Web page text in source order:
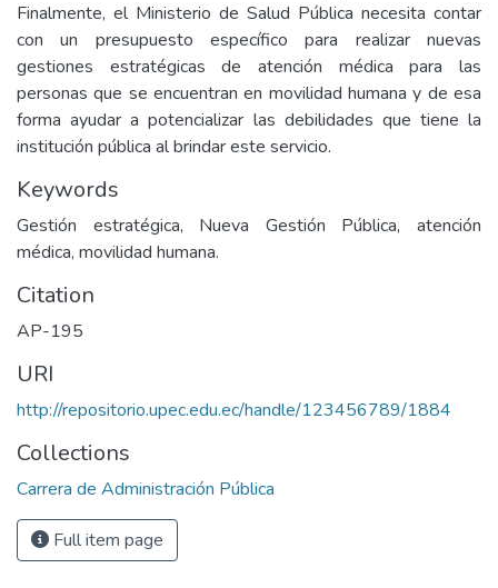
Finalmente, el Ministerio de Salud Pública necesita contar
con un presupuesto específico para realizar nuevas
gestiones estratégicas de atención médica para las
personas que se encuentran en movilidad humana y de esa
forma ayudar a potencializar las debilidades que tiene la
institución pública al brindar este servicio.
Keywords
Gestión estratégica, Nueva Gestión Pública, atención
médica, movilidad humana.
Citation
AP-195
URI
http://repositorio.upec.edu.ec/handle/123456789/1884
Collections
Carrera de Administración Pública
Full item page